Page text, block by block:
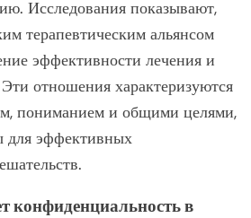
Исследования показывают,
терапевтическим альянсом
эффективности лечения и
отношения характеризуются
пониманием и общими целями,
для эффективных
конфиденциальность в